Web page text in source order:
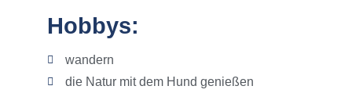
Hobbys:
wandern
die Natur mit dem Hund genießen